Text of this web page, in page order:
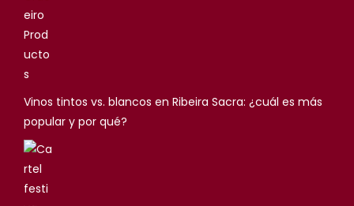
Vinos tintos vs. blancos en Ribeira Sacra: ¿cuál es más
popular y por qué?